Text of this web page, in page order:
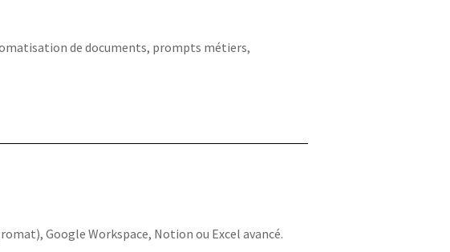
de documents, prompts métiers,
Google Workspace, Notion ou Excel avancé.